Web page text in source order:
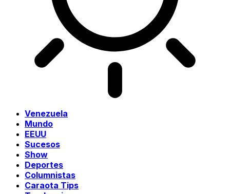
Venezuela
Mundo
EEUU
Sucesos
Show
Deportes
Columnistas
Caraota Tips